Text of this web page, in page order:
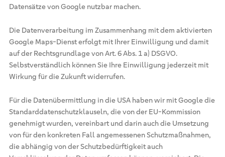
Datensätze von Google nutzbar machen.
Die Datenverarbeitung im Zusammenhang mit dem aktivierten
Google Maps-Dienst erfolgt mit Ihrer Einwilligung und damit
auf der Rechtsgrundlage von Art. 6 Abs. 1 a) DSGVO.
Selbstverständlich können Sie Ihre Einwilligung jederzeit mit
Wirkung für die Zukunft widerrufen.
Für die Datenübermittlung in die USA haben wir mit Google die
Standarddatenschutzklauseln, die von der EU-Kommission
genehmigt wurden, vereinbart und darin auch die Umsetzung
von für den konkreten Fall angemessenen Schutzmaßnahmen,
die abhängig von der Schutzbedürftigkeit auch